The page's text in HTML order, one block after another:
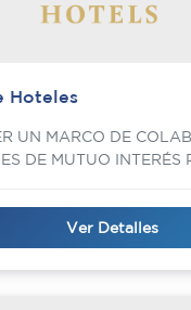
Hoteles
UN MARCO DE
DE MUTUO INTERÉS
Ver Detalles